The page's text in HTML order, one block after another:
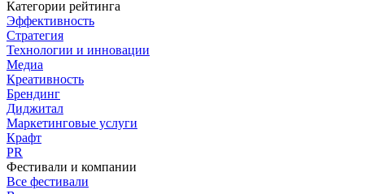
Категории рейтинга
Эффективность
Стратегия
Технологии и инновации
Медиа
Креативность
Брендинг
Диджитал
Маркетинговые услуги
Крафт
PR
Фестивали и компании
Все фестивали